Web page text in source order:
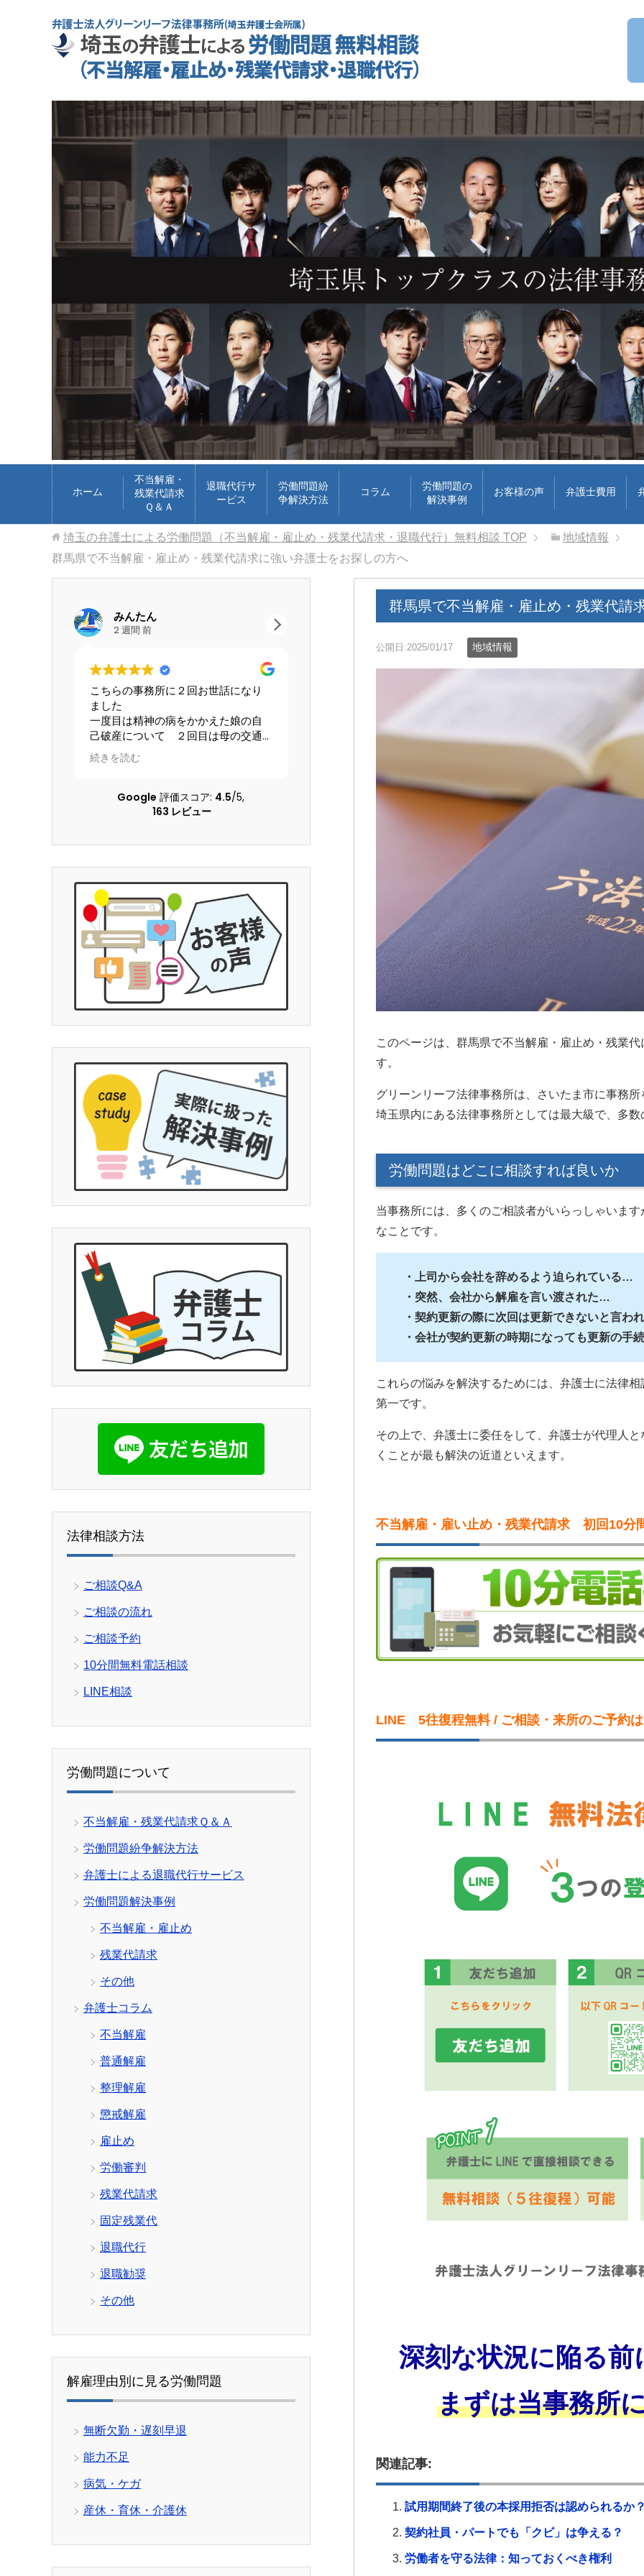
ホーム
不当解雇・
残業代請求
Ｑ＆Ａ
退職代行サ
ービス
労働問題紛
争解決方法
コラム
労働問題の
解決事例
お客様の声 弁護士費用
埼玉の弁護士による労働問題（不当解雇・雇止め・残業代請求・退職代行）無料相談 TOP
地域情報
群馬県で不当解雇・雇止め・残業代請求に強い弁護士をお探しの方へ
群馬県で不当解雇・雇止め・残業代請
公開日:2025/01/17 地域情報
このページは、群馬県で不当解雇・雇止め・残業
す。
グリーンリーフ法律事務所は、さいたま市に事務
埼玉県内にある法律事務所としては最大級で、多
労働問題はどこに相談すれば良いか
当事務所には、多くのご相談者がいらっしゃいま
なことです。
・上司から会社を辞めるよう迫られている…
・突然、会社から解雇を言い渡された…
・契約更新の際に次回は更新できないと言わ
・会社が契約更新の時期になっても更新の手
これらの悩みを解決するためには、弁護士に法律
第一です。
その上で、弁護士に委任をして、弁護士が代理人
くことが最も解決の近道といえます。
不当解雇・雇い止め・残業代請求 初回10分
LINE 5往復程無料 / ご相談・来所のご予約
深刻な状況に陥る
まずは当事務所
関連記事:
試用期間終了後の本採用拒否は認められるか
契約社員・パートでも「クビ」は争える？
労働者を守る法律：知っておくべき権利
google ok
2 週間 前
星4.5とします。
離婚及び婚姻費用、養育費、不倫な
どについて、女性の為にテクニッ
ク、個人的感想を参考にと書きま
す。大宮駅前から少し歩いた大きな
ビルの13階にあります。事務な受付担
してもらった弁護士さんは、平栗弁
護士です。LINEのレスポンスは良いで
の返信の言葉が冷たいです。しか
別人になります。あまり機嫌悪そう
なら、ヤオコーの安いかりん糖か、
栄養ドリンク1本あげれば優しくなり
ます！！そして、夫の不倫、不定行
為については、証拠のハードルが高
いのできちんと用意もしくは、
YouTubeで｢ダンベルHERO｣を見る
とわかりやすいです。感情論は有効
ではなく完全なる証拠一択と、弁護
士の力量によると思います。ですの
で文章で端的に経緯をまとめ持参し
トGPやGemini使って文字起こしを私
は勧めます。埼玉県民であれば、ア
デ○ーレさんより完全にいいです。支
払った金額に対して今回の結果は私
にとって完全なるWinです。ただ、証
拠、何を争いたいかを明確にし、自
分でも勉強する必要はあります。弁
護士に丸投げはできないです。26年
４月からの法改正で本当に良かった
です。子供の為にハードルが高いと
断念せず、精神、不貞、金銭、仕事
す。人生は一度きりです。丁か半か
の勝負にでてもいいと思います。あ
とは平栗弁護士に丸投げでよいです
(笑)
他の弁護士事務所もいくつか当たり
ましたが、コネがない方は探すテク
ニックが必要なので、事務所のアン
ケートではなくここに書かせて頂き
ました。皆様の参考になれば幸いで
す。よければGood ボタンを押して
致します。
続きを読む
交通事故の件で遠藤さんにお世話に
なりました。丁寧かつ迅速に対応し
ていただき、安心してお任せできま
した。LINEで気軽に連絡が取れるのも
cheeboo
談交渉で申先生、遠藤先
夫は高所から転落したた
が激しく、理解力が低下
から、会社側は
成年後見人を立てる様要
したが、私はこの制度が
出来ずご相談しました。
断して下さり、渋る会社
強く交渉して下さり、損
会社側の提示よりも大幅
ていただきました。
申先生、遠藤先生には本
ております。
労災でお困りの方にはぜ
します。
続きを読む
Google 評価スコア: 4.5/5,
163 レビュー
法律相談方法
ご相談Q&A
ご相談の流れ
ご相談予約
10分間無料電話相談
LINE相談
労働問題について
不当解雇・残業代請求Ｑ＆Ａ
労働問題紛争解決方法
弁護士による退職代行サービス
労働問題解決事例
不当解雇・雇止め
残業代請求
その他
弁護士コラム
不当解雇
普通解雇
整理解雇
懲戒解雇
雇止め
労働審判
残業代請求
固定残業代
退職代行
退職勧奨
その他
解雇理由別に見る労働問題
無断欠勤・遅刻早退
能力不足
病気・ケガ
産休・育休・介護休